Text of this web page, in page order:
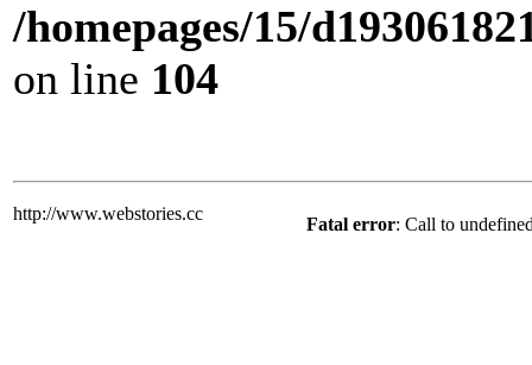
/homepages/15/
on line 104
http://www.webstories.cc
Fatal error: Call to